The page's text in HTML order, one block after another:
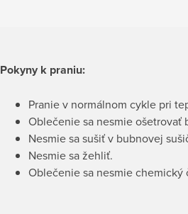
Pokyny k praniu:
Pranie v normálnom cykle pri
Oblečenie sa nesmie ošetrovať
Nesmie sa sušiť v bubnovej
Nesmie sa žehliť.
Oblečenie sa nesmie chemický